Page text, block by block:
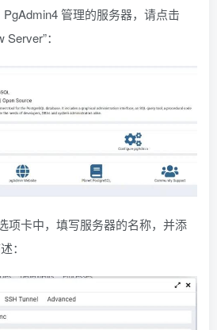
管理的服务器，请点击
：
项卡中，填写服务器的名称，并添
：